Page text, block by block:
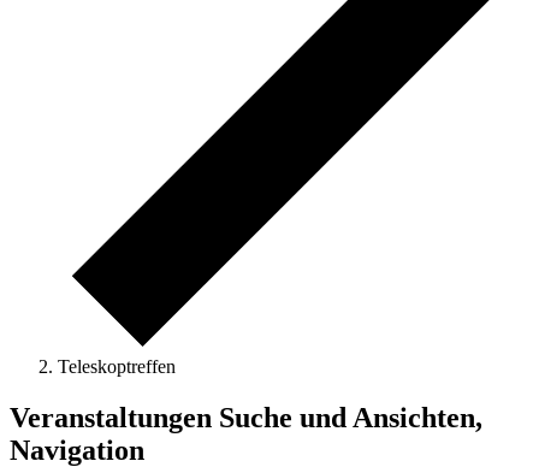
Teleskoptreffen
Veranstaltungen
für
Veranstaltungen Suche und Ansichten,
Navigation